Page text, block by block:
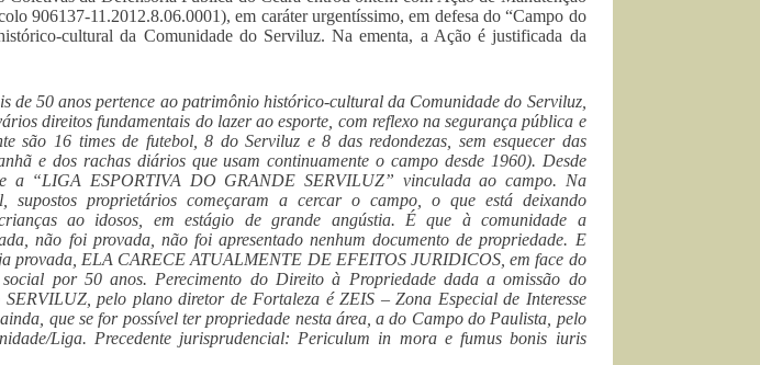
906137-11.2012.8.06.0001), em caráter urgentíssimo, em defesa do “Campo do
cultural da Comunidade do Serviluz. Na ementa, a Ação é justificada da
de 50 anos pertence ao patrimônio histórico-cultural da Comunidade do Serviluz,
direitos fundamentais do lazer ao esporte, com reflexo na segurança pública e
são 16 times de futebol, 8 do Serviluz e 8 das redondezas, sem esquecer das
e dos rachas diários que usam continuamente o campo desde 1960). Desde
a “LIGA ESPORTIVA DO GRANDE SERVILUZ” vinculada ao campo. Na
proprietários começaram a cercar o campo, o que está deixando
ao idosos, em estágio de grande angústia. É que à comunidade a
não foi provada, não foi apresentado nenhum documento de propriedade. E
provada, ELA CARECE ATUALMENTE DE EFEITOS JURIDICOS, em face do
por 50 anos. Perecimento do Direito à Propriedade dada a omissão do
pelo plano diretor de Fortaleza é ZEIS – Zona Especial de Interesse
que se for possível ter propriedade nesta área, a do Campo do Paulista, pelo
Liga. Precedente jurisprudencial: Periculum in mora e fumus bonis iuris